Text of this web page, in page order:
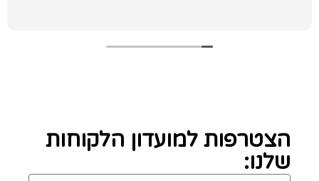
הצטרפות למועדון הלקוחות
שלנו: